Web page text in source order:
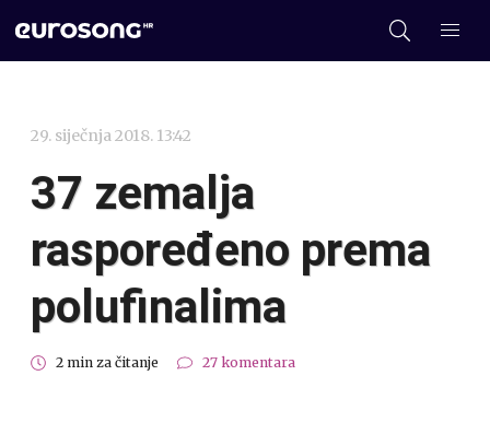
29. siječnja 2018. 13:42
37 zemalja
raspoređeno prema
polufinalima
2 min za čitanje 27 komentara